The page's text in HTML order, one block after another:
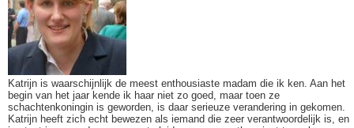
Katrijn is waarschijnlijk de meest enthousiaste madam die ik ken. Aan het
begin van het jaar kende ik haar niet zo goed, maar toen ze
schachtenkoningin is geworden, is daar serieuze verandering in gekomen.
Katrijn heeft zich echt bewezen als iemand die zeer verantwoordelijk is, en